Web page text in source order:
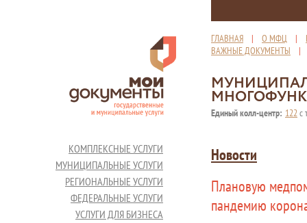
ГЛАВНАЯ | О МФЦ |
ВАЖНЫЕ ДОКУМЕНТЫ
Единый колл-центр: 122с
КОМПЛЕКСНЫЕ УСЛУГИ
МУНИЦИПАЛЬНЫЕ УСЛУГИ
РЕГИОНАЛЬНЫЕ УСЛУГИ
ФЕДЕРАЛЬНЫЕ УСЛУГИ
УСЛУГИ ДЛЯ БИЗНЕСА
Новости
Плановую
пандемию